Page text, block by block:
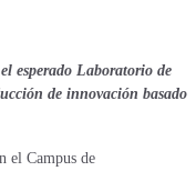
esperado Laboratorio de
de innovación basado
el Campus de